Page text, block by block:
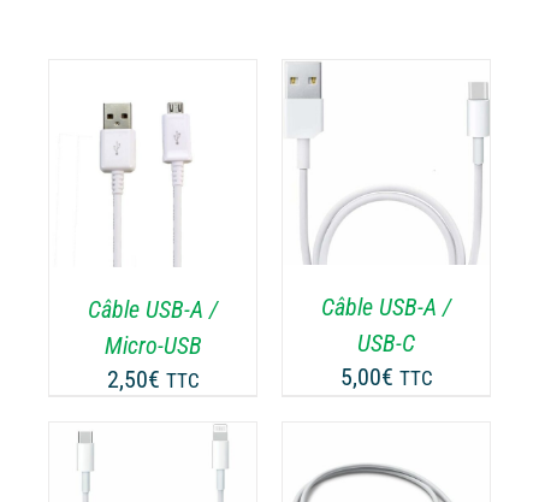
Câble USB-A /
Micro-USB
2,50€ TTC
AJOUTER AU
PANIER
DÉTAILS
Câble USB-A /
USB-C
5,00€ TTC